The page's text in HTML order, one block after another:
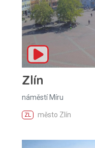
Zlín
náměstí Míru
ZL město Zlín